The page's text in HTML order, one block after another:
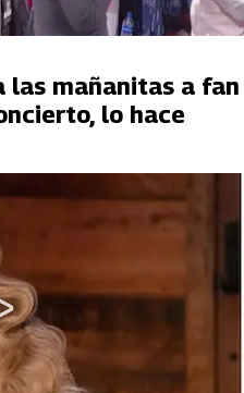
las mañanitas a fan
lo hace